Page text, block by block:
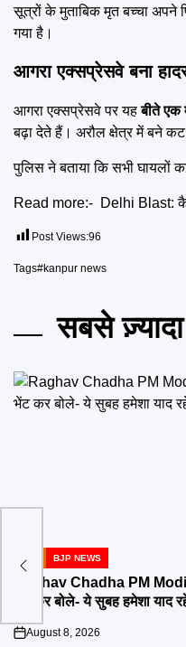
सूत्रों के मुताबिक मृत बच्चा अपने
गया है।
आगरा एक्सप्रेसवे बना
आगरा एक्सप्रेसवे पर यहबीते एक
बढ़ा देते हैं। अरौल क्षेत्र में बने कट
पुलिस ने बताया कि सभी घायलों
Read more:- Delhi Blast:
Post Views:96
Tags#kanpur news
सबसे
POSTED
BJP BJP NEWS
Raghav Chadha PM Modi
भेंट कर बोले- ये सुबह हमेशा याद
on
August 8, 2026